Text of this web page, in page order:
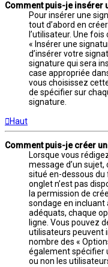
Comment puis-je insérer
Pour insérer une
tout d’abord en
l’utilisateur. Une
« Insérer une
d’insérer votre
signature qui sera
case appropriée
vous choisissez
de spécifier sur
signature.
Haut
Comment puis-je créer
Lorsque vous
message d’un sujet,
situé en-dessous
onglet n’est pas
la permission de
sondage en incluant
adéquats, chaque
ligne. Vous pouvez
utilisateurs peuvent
nombre des «
également spécifier
ou non les